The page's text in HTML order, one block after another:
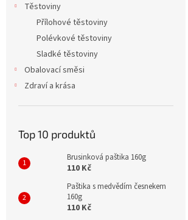
Těstoviny
Přílohové těstoviny
Polévkové těstoviny
Sladké těstoviny
Obalovací směsi
Zdraví a krása
Top 10 produktů
Brusinková paštika 160g
110 Kč
Paštika s medvědím česnekem
160g
110 Kč